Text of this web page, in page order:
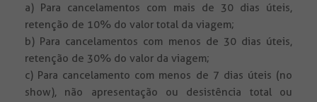
a) Para cancelamentos com mais de 30 dias úteis,
retenção de 10% do valor total da viagem;
b) Para cancelamentos com menos de 30 dias úteis,
retenção de 30% do valor da viagem;
c) Para cancelamento com menos de 7 dias úteis (no
show), não apresentação ou desistência total ou